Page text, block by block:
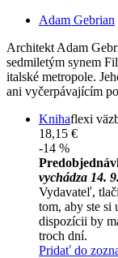
Adam Gebrian
Architekt Adam
sedmiletým synem
italské metropole.
ani vyčerpávajícím
Knihaflexi
18,15 €
-14 %
vychádza 14.
Vydavateľ,
tom, aby ste
dispozícii by
troch dní.
Pridať do